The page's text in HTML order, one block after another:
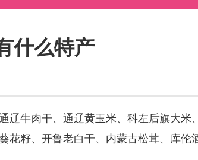
什么特产
牛肉干、通辽黄玉米、科左后旗大米
籽、开鲁老白干、内蒙古松茸、库伦